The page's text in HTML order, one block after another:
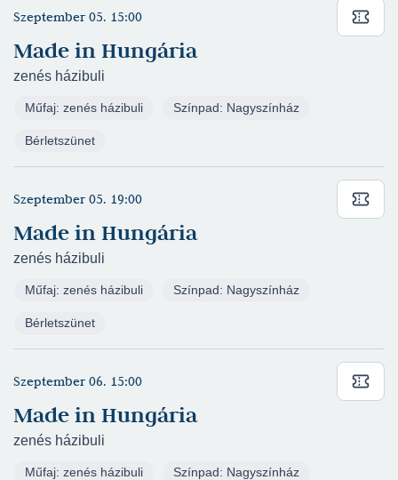
Egyetemi előadás - 2024/2025
(rendező: Kepics
Mihály)
AMPHITRYON-JUPITER
Korábbi előadásai:
Tamási Áron
József Attila Színház - 2014/2015 (rendező: Csiszár
Imre)
ABA
Derzsi György – Meskó Zsolt
Madách Színház - 2021/2022 (rendező: Szirtes
Tamás)
MECHWART
Szophoklész
Egyetemi előadás – 2023/2024 (rendező: Czene-
Polgár Donát)
AIASZ
Szeptember 05. 15:00
Made in Hungária
zenés házibuli
Műfaj: zenés házibuli Színpad: Nagyszínház
Bérletszünet
Szeptember 05. 19:00
Made in Hungária
zenés házibuli
Műfaj: zenés házibuli Színpad: Nagyszínház
Bérletszünet
Szeptember 06. 15:00
Made in Hungária
zenés házibuli
Műfaj: zenés házibuli Színpad: Nagyszínház